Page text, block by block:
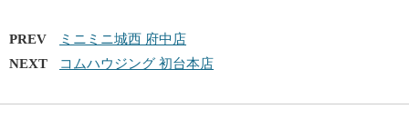
PREV
ミニミニ城西 府中店
NEXT
コムハウジング 初台本店